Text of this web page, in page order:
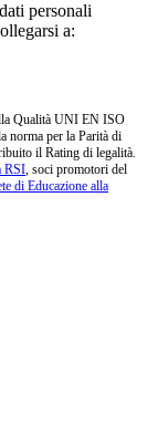
personali
a:
Qualità UNI EN ISO
norma per la Parità di
il Rating di legalità.
RSI, soci promotori del
di Educazione alla